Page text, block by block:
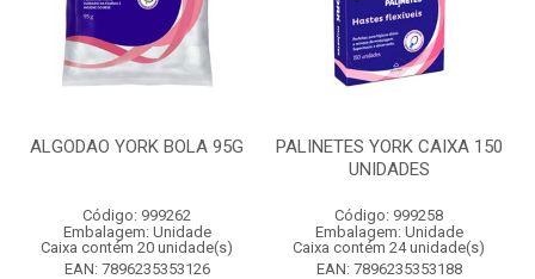
ALGODAO YORK BOLA 95G
Código: 999262
Embalagem: Unidade
Caixa contém 20 unidade(s)
EAN: 7896235353126
PALINETES YORK CAIXA 150
UNIDADES
Código: 999258
Embalagem: Unidade
Caixa contém 24 unidade(s)
EAN: 7896235353188